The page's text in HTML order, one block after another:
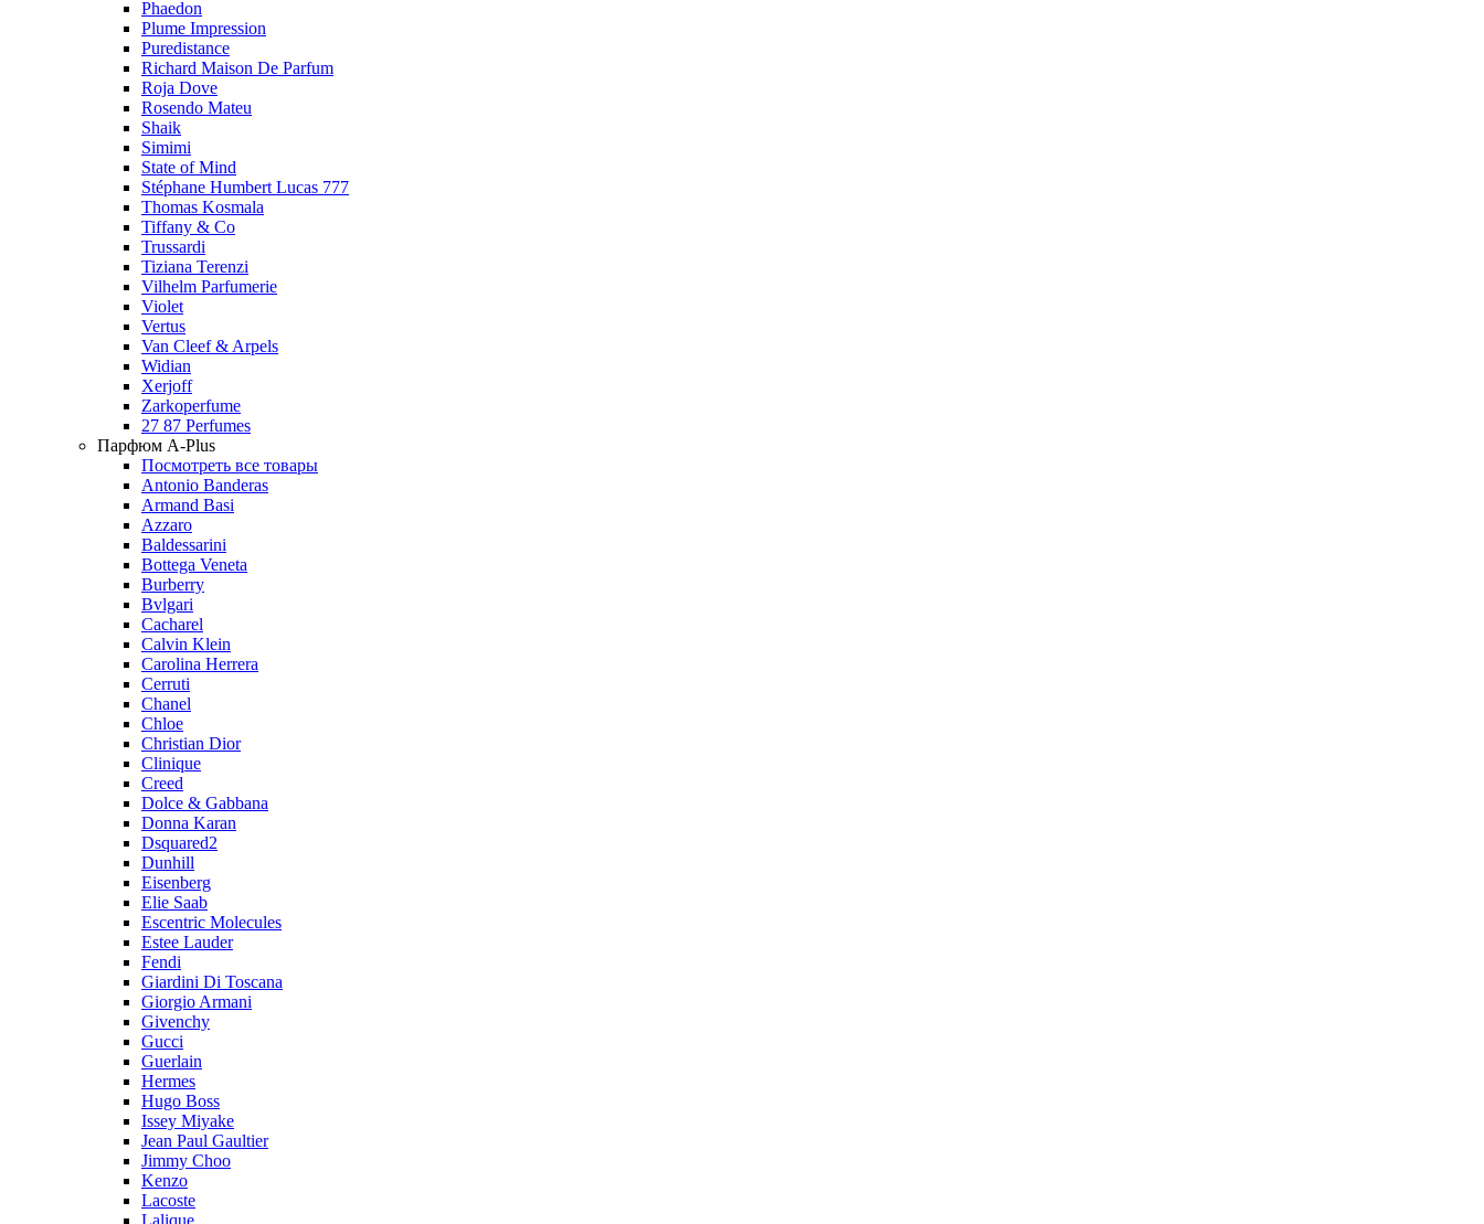
Phaedon
Plume Impression
Puredistance
Richard Maison De Parfum
Roja Dove
Rosendo Mateu
Shaik
Simimi
State of Mind
Stéphane Humbert Lucas 777
Thomas Kosmala
Tiffany & Co
Trussardi
Tiziana Terenzi
Vilhelm Parfumerie
Violet
Vertus
Van Cleef & Arpels
Widian
Xerjoff
Zarkoperfume
27 87 Perfumes
Парфюм A-Plus
Посмотреть все товары
Antonio Banderas
Armand Basi
Azzaro
Baldessarini
Bottega Veneta
Burberry
Bvlgari
Cacharel
Calvin Klein
Carolina Herrera
Cerruti
Chanel
Chloe
Christian Dior
Clinique
Creed
Dolce & Gabbana
Donna Karan
Dsquared2
Dunhill
Eisenberg
Elie Saab
Escentric Molecules
Estee Lauder
Fendi
Giardini Di Toscana
Giorgio Armani
Givenchy
Gucci
Guerlain
Hermes
Hugo Boss
Issey Miyake
Jean Paul Gaultier
Jimmy Choo
Kenzo
Lacoste
Lalique